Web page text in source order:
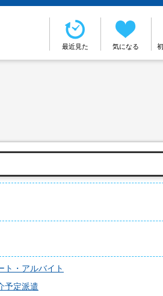
最近見た 気になる
ト・アルバイト
予定派遣